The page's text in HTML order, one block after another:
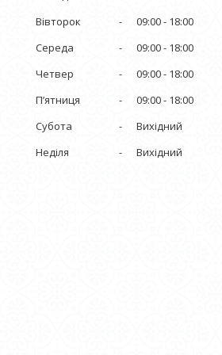
Вівторок
09:00
18:00
Середа
09:00
18:00
Четвер
09:00
18:00
Пʼятниця
09:00
18:00
Субота
Вихідний
Неділя
Вихідний